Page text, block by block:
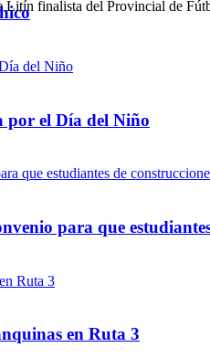
por el Día del Niño
para que
en Ruta 3